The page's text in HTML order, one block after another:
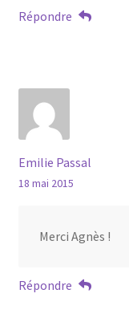
Répondre
Emilie Passal
18 mai 2015
Merci Agnès !
Répondre